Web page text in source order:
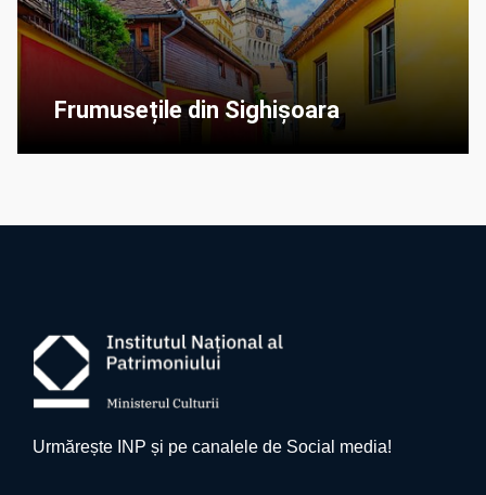
Frumusețile din Sighișoara
Urmărește INP și pe canalele de Social media!